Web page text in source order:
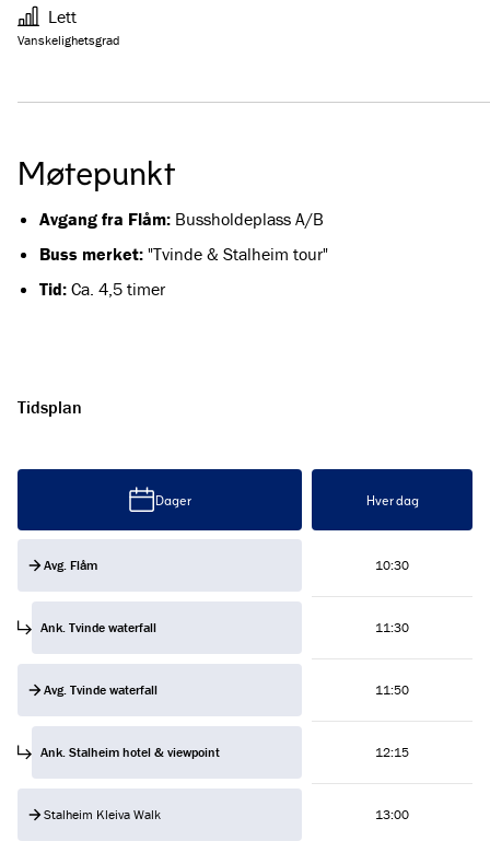
Vanskelighetsgrad
Lett
Møtepunkt
Avgang fra Flåm: Bussholdeplass A/B
Buss merket: "Tvinde & Stalheim tour"
Tid: Ca. 4,5 timer
Tidsplan
Dager Hver dag
Avg. Flåm 10:30
Ank. Tvinde waterfall 11:30
Avg. Tvinde waterfall 11:50
Ank. Stalheim hotel & viewpoint 12:15
Stalheim Kleiva Walk 13:00